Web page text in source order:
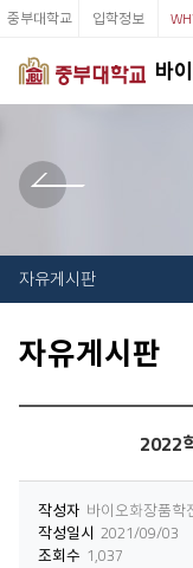
바
중부대학교 입학정보
자유게시판
자유게시판
2022
작성자 바이오화장품학
작성일시 2021/09/03
조회수 1,037